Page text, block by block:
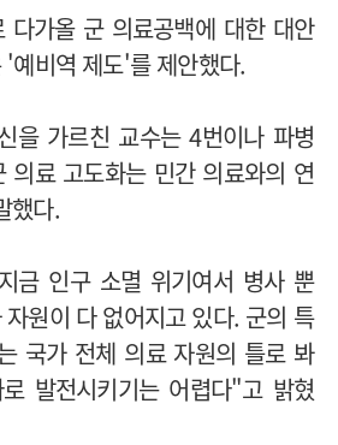
다가올 군 의료공백에 대한 대안
예비역 제도'를 제안했다.
을 가르친 교수는 4번이나 파병
료 고도화는 민간 의료와의 연
했다.
금 인구 소멸 위기여서 병사 뿐
자원이 다 없어지고 있다. 군의 특
국가 전체 의료 자원의 틀로 봐
발전시키기는 어렵다"고 밝혔